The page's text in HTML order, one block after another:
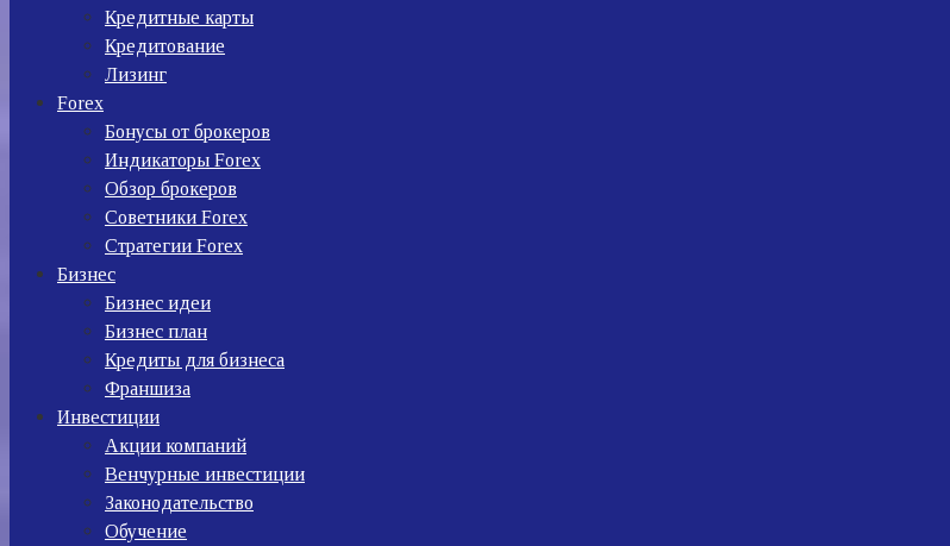
Кредитные карты
Кредитование
Лизинг
Forex
Бонусы от брокеров
Индикаторы Forex
Обзор брокеров
Советники Forex
Стратегии Forex
Бизнес
Бизнес идеи
Бизнес план
Кредиты для бизнеса
Франшиза
Инвестиции
Акции компаний
Венчурные инвестиции
Законодательство
Обучение